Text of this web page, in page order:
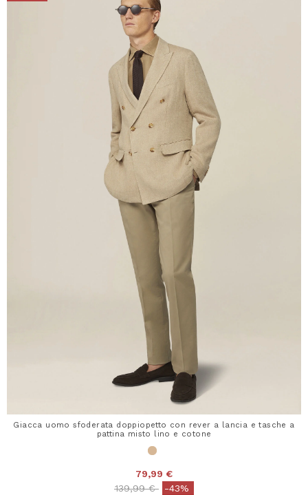
Giacca uomo sfoderata doppiopetto con rever a lancia e tasche a
pattina misto lino e cotone
79,99 €
Price reduced from
139,99 €to-43%